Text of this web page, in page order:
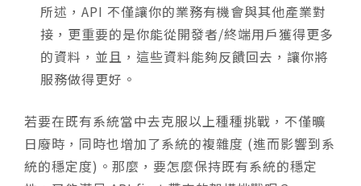
所述，API 不僅讓你的業務有機會與其他產業對
接，更重要的是你能從開發者/終端用戶獲得更多
的資料，並且，這些資料能夠反饋回去，讓你將
服務做得更好。
若要在既有系統當中去克服以上種種挑戰，不僅曠
日廢時，同時也增加了系統的複雜度 (進而影響到系
統的穩定度)。那麼，要怎麼保持既有系統的穩定